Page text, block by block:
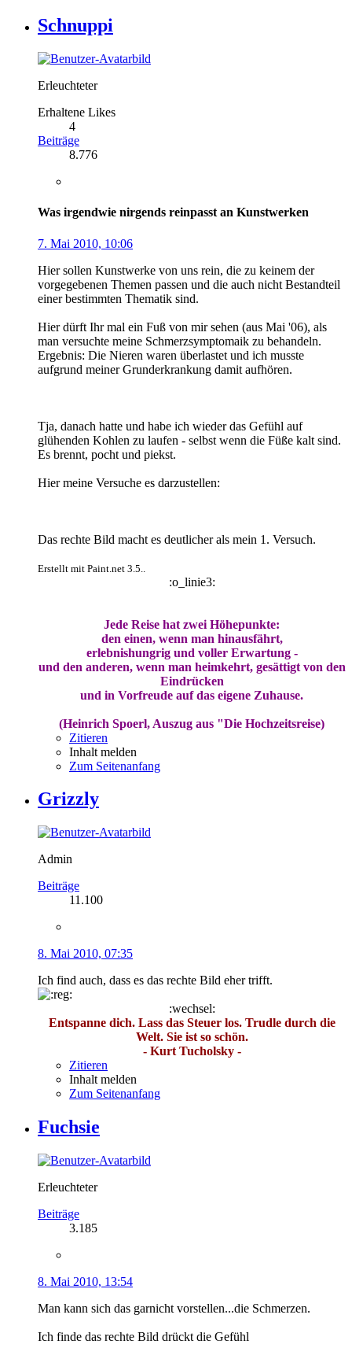
Schnuppi
Erleuchteter
Erhaltene Likes
4
Beiträge
8.776
Was irgendwie nirgends reinpasst an Kunstwerken
7. Mai 2010, 10:06
Hier sollen Kunstwerke von uns rein, die zu keinem der
vorgegebenen Themen passen und die auch nicht Bestandteil
einer bestimmten Thematik sind.
Hier dürft Ihr mal ein Fuß von mir sehen (aus Mai '06), als
man versuchte meine Schmerzsymptomaik zu behandeln.
Ergebnis: Die Nieren waren überlastet und ich musste
aufgrund meiner Grunderkrankung damit aufhören.
Tja, danach hatte und habe ich wieder das Gefühl auf
glühenden Kohlen zu laufen - selbst wenn die Füße kalt sind.
Es brennt, pocht und piekst.
Hier meine Versuche es darzustellen:
Das rechte Bild macht es deutlicher als mein 1. Versuch.
Erstellt mit Paint.net 3.5..
:o_linie3:
Jede Reise hat zwei Höhepunkte:
den einen, wenn man hinausfährt,
erlebnishungrig und voller Erwartung -
und den anderen, wenn man heimkehrt, gesättigt von den
Eindrücken
und in Vorfreude auf das eigene Zuhause.
(Heinrich Spoerl, Auszug aus "Die Hochzeitsreise)
Zitieren
Inhalt melden
Zum Seitenanfang
Grizzly
Admin
Beiträge
11.100
8. Mai 2010, 07:35
Ich find auch, dass es das rechte Bild eher trifft.
:wechsel:
Entspanne dich. Lass das Steuer los. Trudle durch die
Welt. Sie ist so schön.
- Kurt Tucholsky -
Zitieren
Inhalt melden
Zum Seitenanfang
Fuchsie
Erleuchteter
Beiträge
3.185
8. Mai 2010, 13:54
Man kann sich das garnicht vorstellen...die Schmerzen.
Ich finde das rechte Bild drückt die Gefühl